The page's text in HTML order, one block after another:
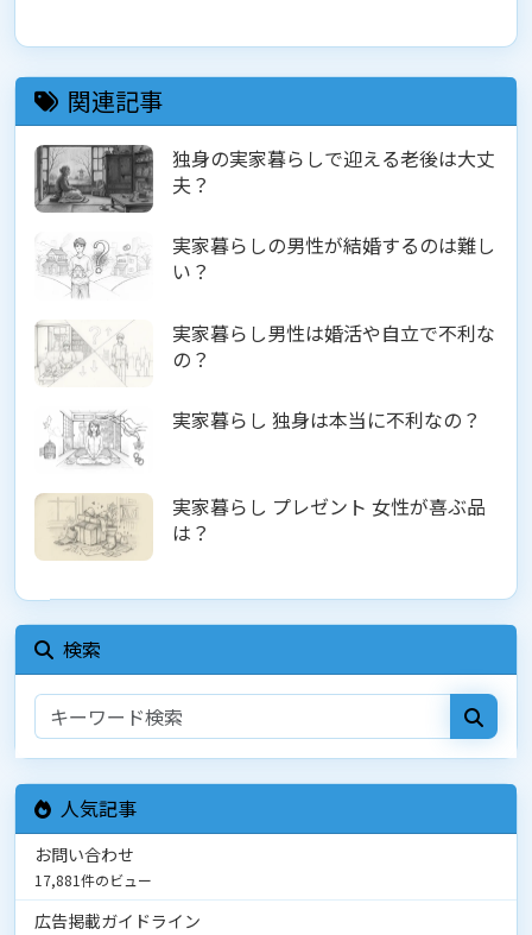
関連記事
独身の実家暮らしで迎える老後は大丈
夫？
実家暮らしの男性が結婚するのは難し
い？
実家暮らし男性は婚活や自立で不利な
の？
実家暮らし 独身は本当に不利なの？
実家暮らし プレゼント 女性が喜ぶ品
は？
検索
人気記事
お問い合わせ
17,881件のビュー
広告掲載ガイドライン